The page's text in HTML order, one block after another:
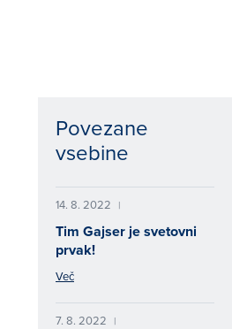
Povezane
vsebine
14. 8. 2022 |
Tim Gajser je svetovni
prvak!
Več
7. 8. 2022 |